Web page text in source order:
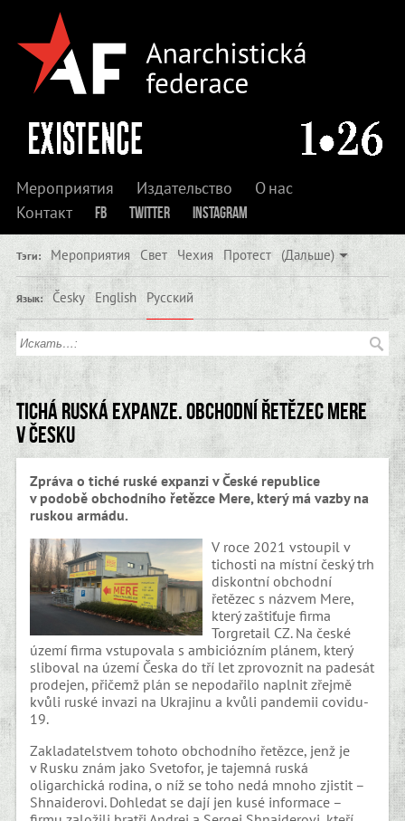
Мероприятия Издательство
О нас
Контакт
FB Twitter Instagram
Тэги: Мероприятия Свет Чехия Протест (Дальше)
Язык: Česky English Русский
Tichá ruská expanze. Obchodní řetězec Mere
v Česku
Zpráva o tiché ruské expanzi v České republice
v podobě obchodního řetězce Mere, který má vazby na
ruskou armádu.
V roce 2021 vstoupil v
tichosti na místní český trh
diskontní obchodní
řetězec s názvem Mere,
který zaštiťuje firma
Torgretail CZ. Na české
území firma vstupovala s ambiciózním plánem, který
sliboval na území Česka do tří let zprovoznit na padesát
prodejen, přičemž plán se nepodařilo naplnit zřejmě
kvůli ruské invazi na Ukrajinu a kvůli pandemii covidu-
19.
Zakladatelstvem tohoto obchodního řetězce, jenž je
v Rusku znám jako Svetofor, je tajemná ruská
oligarchická rodina, o níž se toho nedá mnoho zjistit –
Shnaiderovi. Dohledat se dají jen kusé informace –